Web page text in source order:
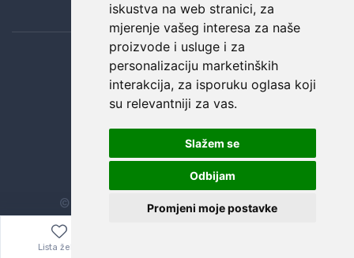
iskustva na web stranici, za
mjerenje vašeg interesa za naše
proizvode i usluge i za
personalizaciju marketinških
interakcija, za isporuku oglasa koji
su relevantniji za vas.
Slažem se
Odbijam
Promjeni moje postavke
© Sva prava zadržana. Dopi grupa d.o.o.
Lista želja